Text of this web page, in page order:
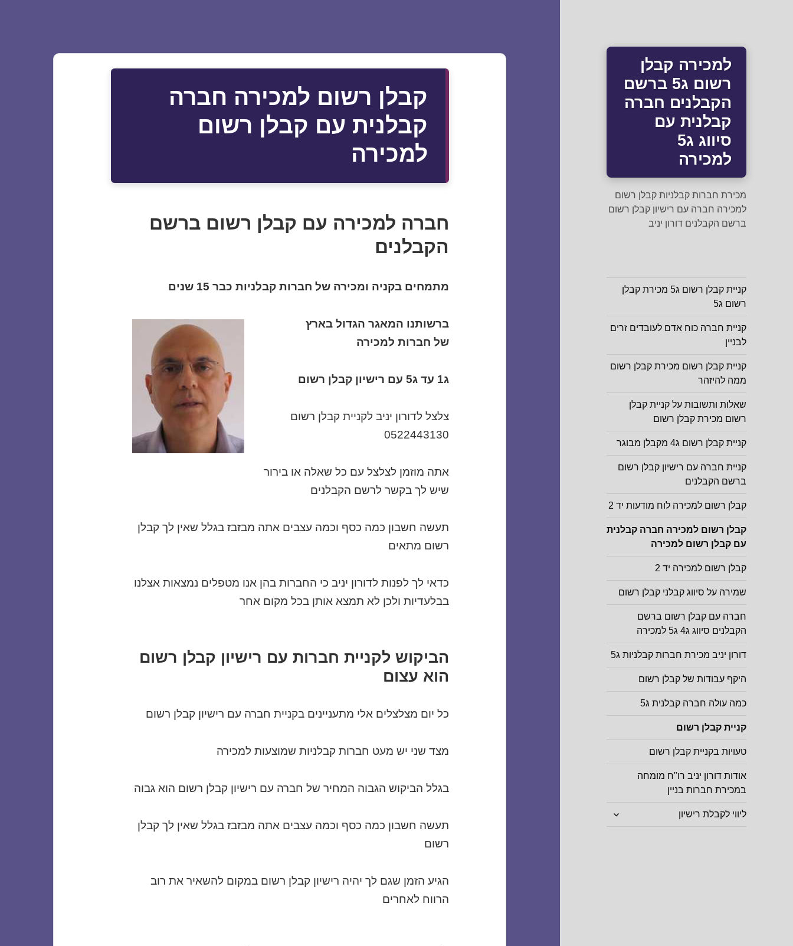
למכירה קבלן
רשום ג5 ברשם
הקבלנים חברה
קבלנית עם
סיווג ג5
למכירה
מכירת חברות קבלניות קבלן רשום
למכירה חברה עם רישיון קבלן רשום
ברשם הקבלנים דורון יניב
קניית קבלן רשום ג5 מכירת קבלן
רשום ג5
קניית חברה כוח אדם לעובדים זרים
לבניין
קניית קבלן רשום מכירת קבלן רשום
ממה להיזהר
שאלות ותשובות על קניית קבלן
רשום מכירת קבלן רשום
קניית קבלן רשום ג4 מקבלן מבוגר
קניית חברה עם רישיון קבלן רשום
ברשם הקבלנים
קבלן רשום למכירה לוח מודעות יד 2
קבלן רשום למכירה חברה קבלנית
עם קבלן רשום למכירה
קבלן רשום למכירה יד 2
שמירה על סיווג קבלני קבלן רשום
חברה עם קבלן רשום ברשם
הקבלנים סיווג ג4 ג5 למכירה
דורון יניב מכירת חברות קבלניות ג5
היקף עבודות של קבלן רשום
כמה עולה חברה קבלנית ג5
קניית קבלן רשום
טעויות בקניית קבלן רשום
אודות דורון יניב רו"ח מומחה
במכירת חברות בניין
ליווי לקבלת רישיון
תפריט
קבלן רשום למכירה חברה
קבלנית עם קבלן רשום
למכירה
חברה למכירה עם קבלן רשום ברשם
הקבלנים
מתמחים בקניה ומכירה של חברות קבלניות כבר 15 שנים
ברשותנו המאגר הגדול בארץ
של חברות למכירה
ג1 עד ג5 עם רישיון קבלן רשום
צלצל לדורון יניב לקניית קבלן רשום
0522443130
אתה מוזמן לצלצל עם כל שאלה או בירור
שיש לך בקשר לרשם הקבלנים
תעשה חשבון כמה כסף וכמה עצבים אתה מבזבז בגלל שאין לך קבלן
רשום מתאים
כדאי לך לפנות לדורון יניב כי החברות בהן אנו מטפלים נמצאות אצלנו
בבלעדיות ולכן לא תמצא אותן בכל מקום אחר
הביקוש לקניית חברות עם רישיון קבלן רשום
הוא עצום
כל יום מצלצלים אלי מתעניינים בקניית חברה עם רישיון קבלן רשום
מצד שני יש מעט חברות קבלניות שמוצעות למכירה
בגלל הביקוש הגבוה המחיר של חברה עם רישיון קבלן רשום הוא גבוה
תעשה חשבון כמה כסף וכמה עצבים אתה מבזבז בגלל שאין לך קבלן
רשום
הגיע הזמן שגם לך יהיה רישיון קבלן רשום במקום להשאיר את רוב
הרווח לאחרים